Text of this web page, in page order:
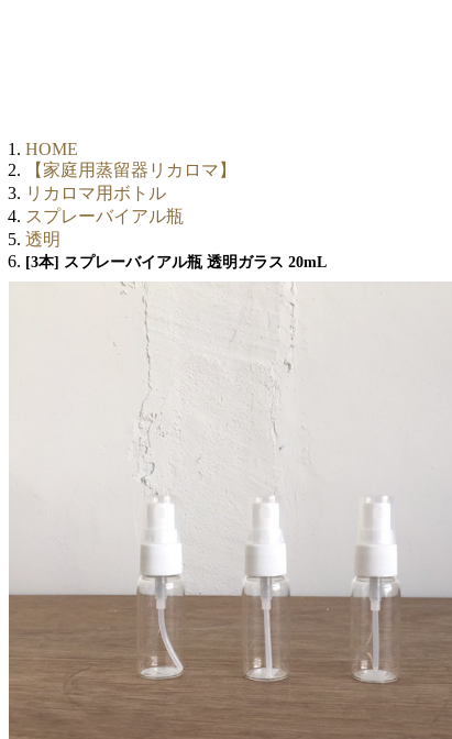
HOME
【家庭用蒸留器リカロマ】
リカロマ用ボトル
スプレーバイアル瓶
透明
[3本] スプレーバイアル瓶 透明ガラス 20mL